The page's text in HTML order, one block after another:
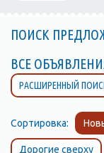
ПОИСК
ВСЕ
РАСШИРЕННЫЙ
Сортировка:
Дорогие сверху